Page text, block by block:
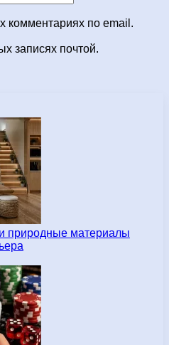
комментариях по email.
записях почтой.
природные материалы